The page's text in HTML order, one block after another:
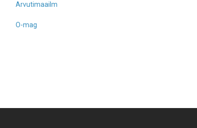
Arvutimaailm
O-mag